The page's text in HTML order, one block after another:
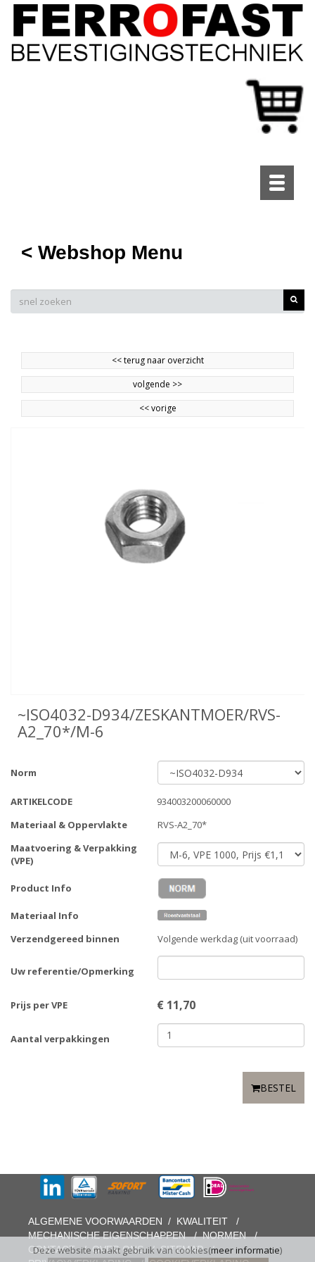
Toggle
< Webshop Menu
<<terug naar overzicht
volgende >>
<<vorige
~ISO4032-D934/ZESKANTMOER/RVS-
A2_70*/M-6
Norm
ARTIKELCODE
934003200060000
Materiaal & Oppervlakte
RVS-A2_70*
Maatvoering & Verpakking
(VPE)
Product Info
Materiaal Info
Verzendgereed binnen
Volgende werkdag (uit voorraad)
Uw referentie/Opmerking
Prijs per VPE € 11,70
Aantal verpakkingen
BESTEL
Deze website maakt gebruik van cookies(meer informatie)
ALGEMENE VOORWAARDEN / KWALITEIT
/
MECHANISCHE EIGENSCHAPPEN/NORMEN/
CONTACT/OVER ONS/SITEMAP/